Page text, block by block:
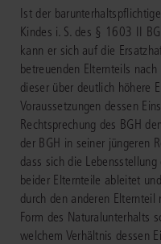
Ist der
Kindes i. S. des § 1603 II
kann er sich auf die
betreuenden Elternteils
dieser über deutlich höhere
Voraussetzungen dessen
Rechtsprechung des BGH
der BGH in seiner jüngeren
dass sich die
beider Elternteile ableitet
durch den anderen
Form des Naturalunterhalts
welchem Verhältnis dessen